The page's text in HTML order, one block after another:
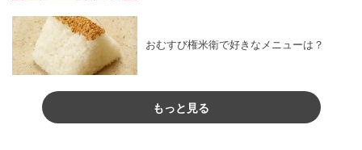
おむすび権米衛で好きなメニューは？
もっと見る